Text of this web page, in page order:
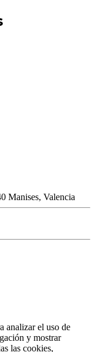
Manises, Valencia
analizar el uso de
y mostrar
las cookies,